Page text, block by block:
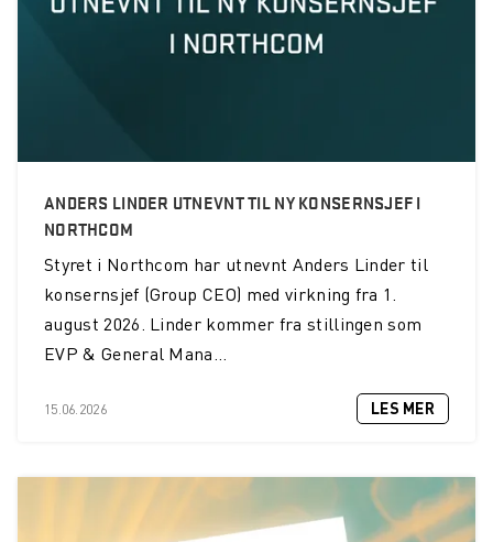
ANDERS LINDER UTNEVNT TIL NY KONSERNSJEF I
NORTHCOM
Styret i Northcom har utnevnt Anders Linder til
konsernsjef (Group CEO) med virkning fra 1.
august 2026. Linder kommer fra stillingen som
EVP & General Mana...
15.06.2026 LES MER